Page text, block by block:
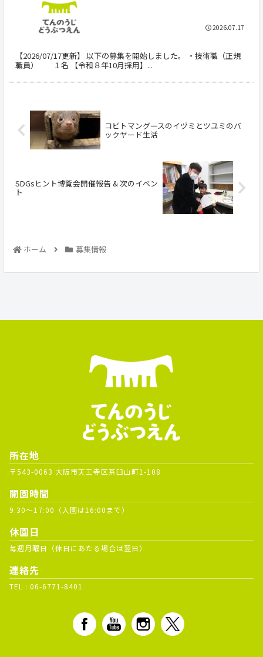
【2026/07/17更新】 以下の募集を開始しました。 ・技術職（正規
職員） １名 【令和８年10月採用】...
2026.07.17
コビトマングースのイヅミとツユミのバ
ックヤード生活
SDGsヒント博覧会開催報告 & 次のイベン
ト
ホーム 募集情報
所在地
〒543-0063 大阪市天王寺区茶臼山町1-108
開園時間
9:30～17:00（入園は16:00まで）
休園日
毎週月曜日（休日にあたる場合は翌日）
連絡先
TEL : 06-6771-8401